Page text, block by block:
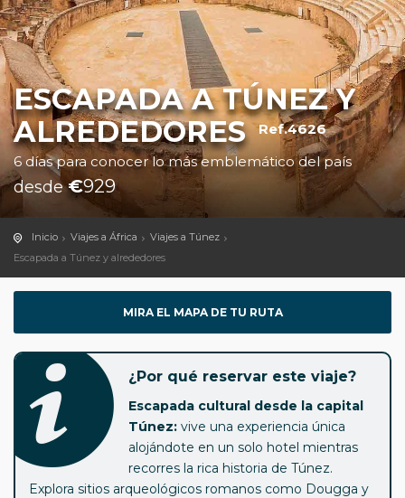
ESCAPADA A TÚNEZ Y
ALREDEDORES Ref.4626
6 días para conocer lo más emblemático del país
desde€929
Inicio Viajes a África
Viajes a Túnez
Escapada a Túnez y alrededores
MIRA EL MAPA DE TU RUTA
¿Por qué reservar este viaje?
Escapada cultural desde la capital
Túnez: vive una experiencia única
alojándote en un solo hotel mientras
recorres la rica historia de Túnez.
Explora sitios arqueológicos romanos como Dougga y